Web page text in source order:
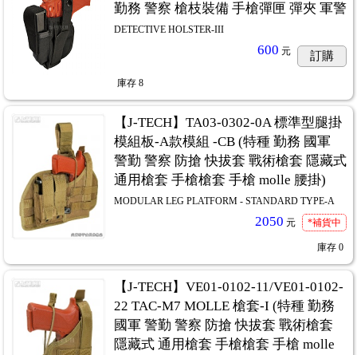
勤務 警察 槍枝裝備 手槍彈匣 彈夾 軍警
DETECTIVE HOLSTER-III
600 元 訂購
庫存 8
【J-TECH】TA03-0302-0A 標準型腿掛
模組板-A款模組 -CB (特種 勤務 國軍
警勤 警察 防搶 快拔套 戰術槍套 隱藏式
通用槍套 手槍槍套 手槍 molle 腰掛)
MODULAR LEG PLATFORM - STANDARD TYPE-A
2050 元 *補貨中
庫存 0
【J-TECH】VE01-0102-11/VE01-0102-
22 TAC-M7 MOLLE 槍套-I (特種 勤務
國軍 警勤 警察 防搶 快拔套 戰術槍套
隱藏式 通用槍套 手槍槍套 手槍 molle